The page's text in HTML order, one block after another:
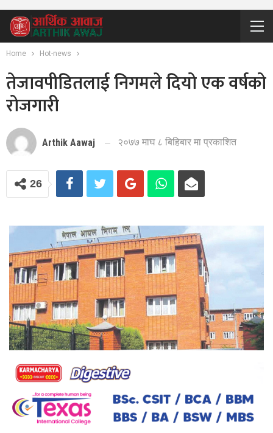
Home Hot-news
तेजावपीडितलाई निगमले दियो एक वर्षको
रोजगारी
Arthik Aawaj २०७७ माघ ८ बिहिबार मा प्रकाशित
26